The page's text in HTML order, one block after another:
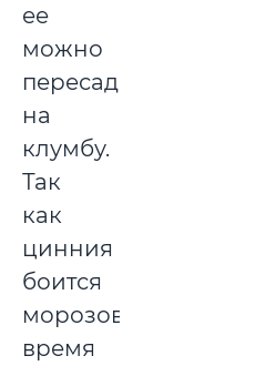
ее
можно
пересадить
на
клумбу.
Так
как
цинния
боится
морозов,
время